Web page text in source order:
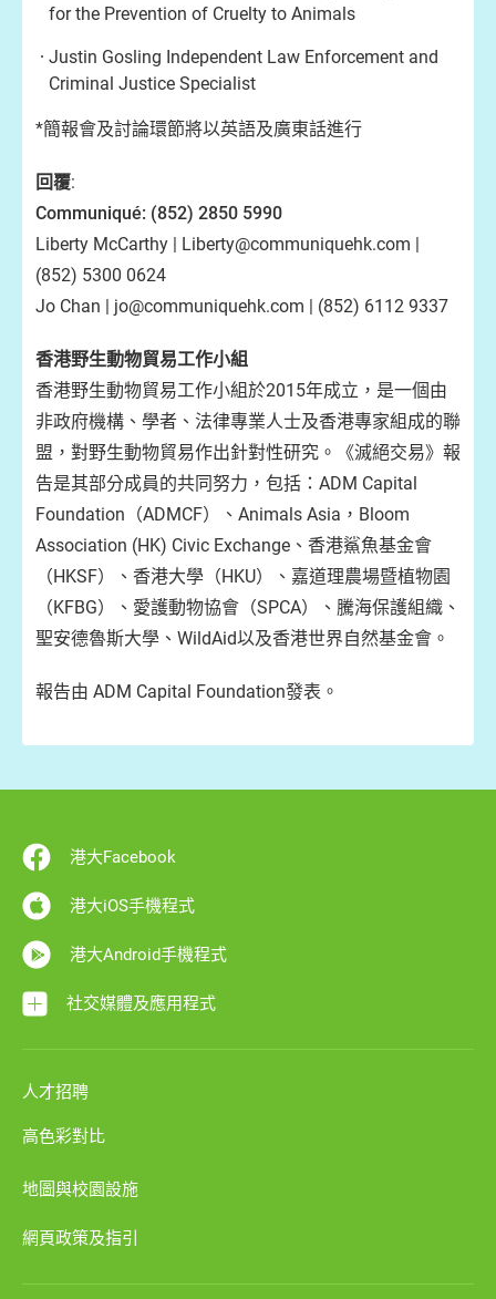
for the Prevention of Cruelty to Animals
Justin Gosling Independent Law Enforcement and
Criminal Justice Specialist
*簡報會及討論環節將以英語及廣東話進行
回覆:
Communiqué: (852) 2850 5990
Liberty McCarthy | Liberty@communiquehk.com |
(852) 5300 0624
Jo Chan | jo@communiquehk.com | (852) 6112 9337
香港野生動物貿易工作小組
香港野生動物貿易工作小組於2015年成立，是一個由
非政府機構、學者、法律專業人士及香港專家組成的聯
盟，對野生動物貿易作出針對性研究。《滅絕交易》報
告是其部分成員的共同努力，包括：ADM Capital
Foundation（ADMCF）、Animals Asia，Bloom
Association (HK) Civic Exchange、香港鯊魚基金會
（HKSF）、香港大學（HKU）、嘉道理農場暨植物園
（KFBG）、愛護動物協會（SPCA）、騰海保護組織、
聖安德魯斯大學、WildAid以及香港世界自然基金會。
報告由 ADM Capital Foundation發表。
港大Facebook
港大iOS手機程式
港大Android手機程式
社交媒體及應用程式
人才招聘
高色彩對比
地圖與校園設施
網頁政策及指引